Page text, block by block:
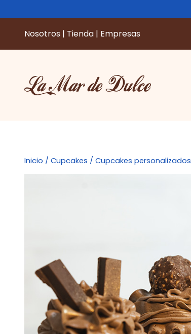
Nosotros | Tienda | Empresas
contenido
Inicio / Cupcakes / Cupcakes personalizados